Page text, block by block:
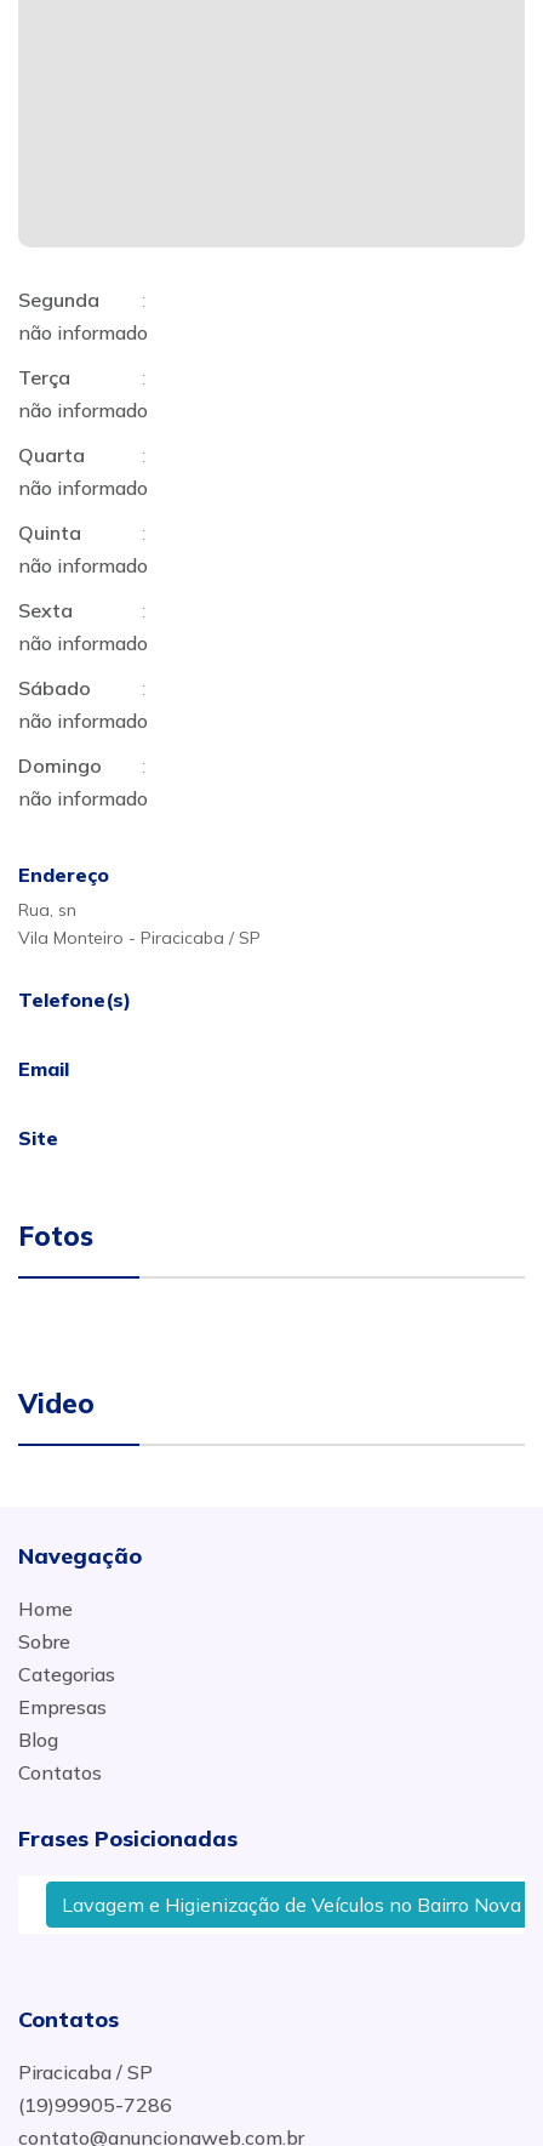
Segunda
:
não informado
Terça
:
não informado
Quarta
:
não informado
Quinta
:
não informado
Sexta
:
não informado
Sábado
:
não informado
Domingo
:
não informado
Endereço
Rua, sn
Vila Monteiro - Piracicaba / SP
Telefone(s)
Email
Site
Fotos
Video
Navegação
Home
Sobre
Categorias
Empresas
Blog
Contatos
Frases Posicionadas
Lavagem e Higienização de Veículos no Bairro Nova
Contatos
Piracicaba / SP
(19)99905-7286
contato@anuncionaweb.com.br